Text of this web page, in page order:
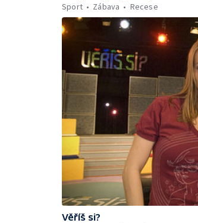
Sport
Zábava Recese
Věříš si?